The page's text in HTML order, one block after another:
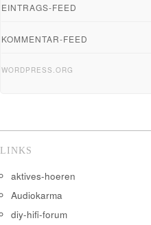
EINTRAGS-FEED
KOMMENTAR-FEED
WORDPRESS.ORG
LINKS
aktives-hoeren
Audiokarma
diy-hifi-forum